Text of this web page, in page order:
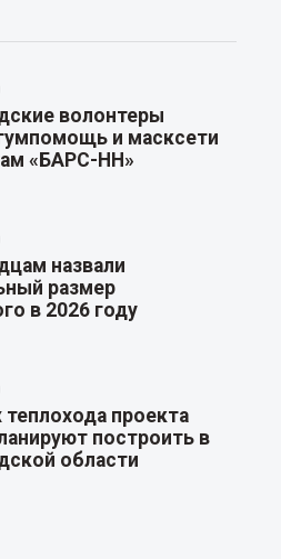
волонтеры
и масксети
«БАРС-НН»
назвали
размер
в 2026 году
проекта
построить в
области